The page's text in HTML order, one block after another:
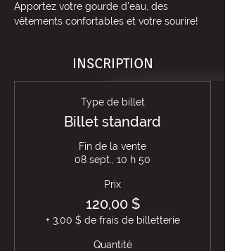
Apportez votre gourde d'eau, des
vêtements confortables et votre sourire!
INSCRIPTION
Type de billet
Billet standard
Fin de la vente
08 sept., 10 h 50
Prix
120,00 $
+ 3,00 $ de frais de billetterie
Quantité